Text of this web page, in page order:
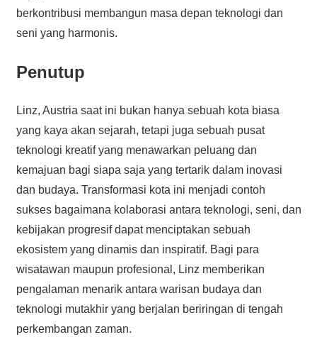
berkontribusi membangun masa depan teknologi dan
seni yang harmonis.
Penutup
Linz, Austria saat ini bukan hanya sebuah kota biasa
yang kaya akan sejarah, tetapi juga sebuah pusat
teknologi kreatif yang menawarkan peluang dan
kemajuan bagi siapa saja yang tertarik dalam inovasi
dan budaya. Transformasi kota ini menjadi contoh
sukses bagaimana kolaborasi antara teknologi, seni, dan
kebijakan progresif dapat menciptakan sebuah
ekosistem yang dinamis dan inspiratif. Bagi para
wisatawan maupun profesional, Linz memberikan
pengalaman menarik antara warisan budaya dan
teknologi mutakhir yang berjalan beriringan di tengah
perkembangan zaman.